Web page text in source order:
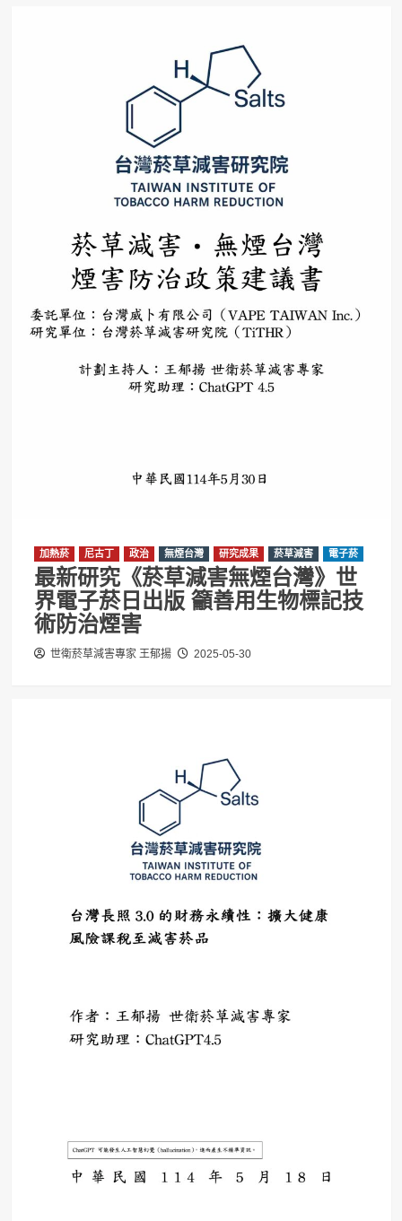
加熱菸 尼古丁 政治 無煙台灣 研究成果 菸草減害 電子菸
最新研究《菸草減害無煙台灣》世
界電子菸日出版 籲善用生物標記技
術防治煙害
世衛菸草減害專家 王郁揚 2025-05-30